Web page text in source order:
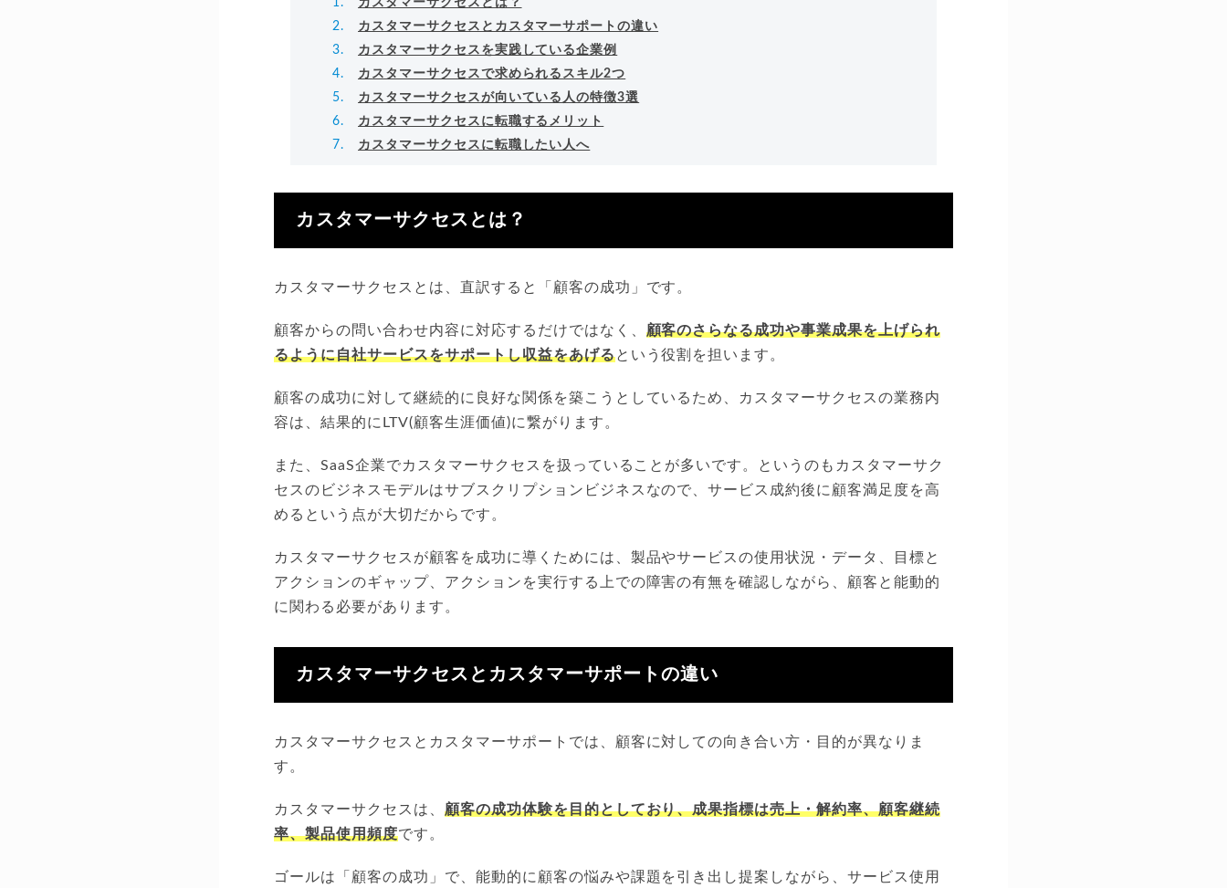
カスタマーサクセスとは？
カスタマーサクセスとカスタマーサポートの違い
カスタマーサクセスを実践している企業例
カスタマーサクセスで求められるスキル2つ
カスタマーサクセスが向いている人の特徴3選
カスタマーサクセスに転職するメリット
カスタマーサクセスに転職したい人へ
カスタマーサクセスとは？
カスタマーサクセスとは、直訳すると「顧客の成功」です。
顧客からの問い合わせ内容に対応するだけではなく、 顧客のさらなる成功や事業成果を上げられ
るように自社サービスをサポートし収益をあげるという役割を担います。
顧客の成功に対して継続的に良好な関係を築こうとしているため、カスタマーサクセスの業務内
容は、結果的にLTV(顧客生涯価値)に繋がります。
また、SaaS企業でカスタマーサクセスを扱っていることが多いです。というのもカスタマーサク
セスのビジネスモデルはサブスクリプションビジネスなので、サービス成約後に顧客満足度を高
めるという点が大切だからです。
カスタマーサクセスが顧客を成功に導くためには、製品やサービスの使用状況・データ、目標と
アクションのギャップ、アクションを実行する上での障害の有無を確認しながら、顧客と能動的
に関わる必要があります。
カスタマーサクセスとカスタマーサポートの違い
カスタマーサクセスとカスタマーサポートでは、顧客に対しての向き合い方・目的が異なりま
す。
カスタマーサクセスは、顧客の成功体験を目的としており、成果指標は売上・解約率、顧客継続
率、製品使用頻度です。
ゴールは「顧客の成功」で、能動的に顧客の悩みや課題を引き出し提案しながら、サービス使用